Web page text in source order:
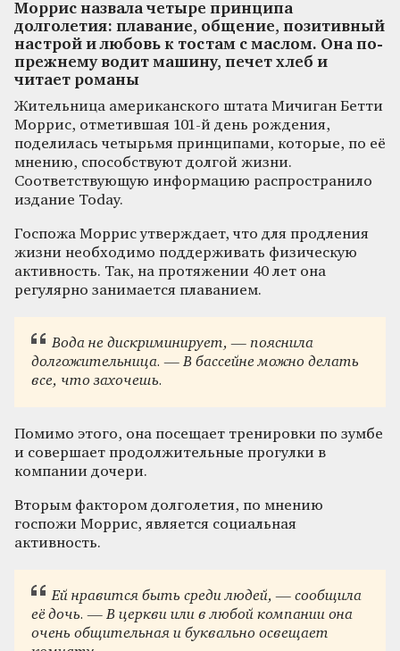
Моррис назвала четыре принципа
долголетия: плавание, общение, позитивный
настрой и любовь к тостам с маслом. Она по-
прежнему водит машину, печет хлеб и
читает романы
Жительница американского штата Мичиган Бетти
Моррис, отметившая 101-й день рождения,
поделилась четырьмя принципами, которые, по её
мнению, способствуют долгой жизни.
Соответствующую информацию распространило
издание Today.
Госпожа Моррис утверждает, что для продления
жизни необходимо поддерживать физическую
активность. Так, на протяжении 40 лет она
регулярно занимается плаванием.
Вода не дискриминирует, — пояснила
долгожительница. — В бассейне можно делать
все, что захочешь.
Помимо этого, она посещает тренировки по зумбе
и совершает продолжительные прогулки в
компании дочери.
Вторым фактором долголетия, по мнению
госпожи Моррис, является социальная
активность.
Ей нравится быть среди людей, — сообщила
её дочь. — В церкви или в любой компании она
очень общительная и буквально освещает